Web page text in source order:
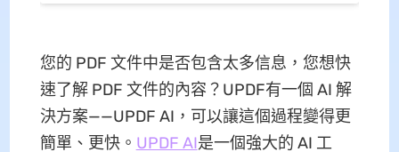
您的 PDF 文件中是否包含太多信息，您想快
速了解 PDF 文件的內容？UPDF有一個 AI 解
決方案——UPDF AI，可以讓這個過程變得更
簡單、更快。 UPDF AI是一個強大的 AI 工